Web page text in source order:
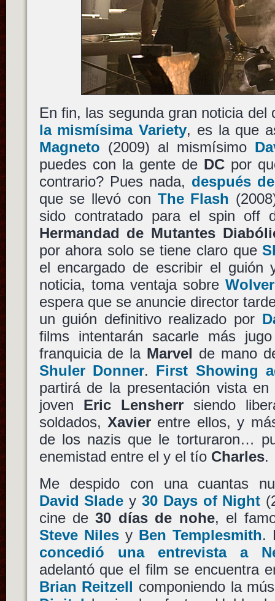
En fin, las segunda gran noticia
la mismísima Variety, es la que
Magneto (2009) al mismísimo
puedes con la gente de DC por
contrario? Pues nada, después
que se llevó con The Flash
sido contratado para el spin off
Hermandad de Mutantes
por ahora solo se tiene claro que
el encargado de escribir el guión
noticia, toma ventaja sobre
espera que se anuncie director
un guión definitivo realizado por
films intentarán sacarle más
franquicia de la Marvel de mano
Shuler Donner. First Showing
partirá de la presentación vista
joven Eric Lensherrsiendo
soldados, Xavierentre ellos, y
de los nazis que le torturaron…
enemistad entre el y el tío Charles.
Me despido con una cuantas
David Slade y 30 Days of Night
cine de30 días de nohe, el
Steve Nilesy Ben Templesmith.
concedió una entrevista a
adelantó que el film se encuentra
Brian Reitzell componiendo la